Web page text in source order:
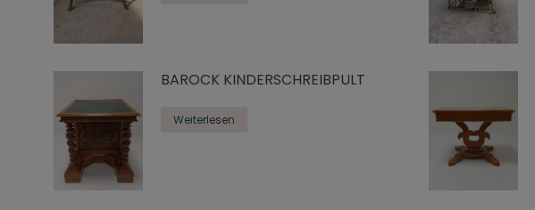
BAROCK KINDERSCHREIBPULT
Weiterlesen